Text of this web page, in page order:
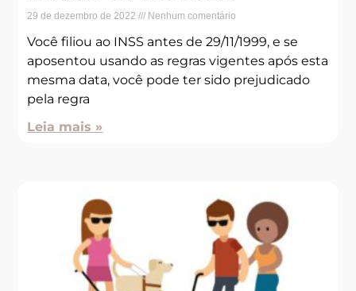
29 de dezembro de 2022 Nenhum comentário
Você filiou ao INSS antes de 29/11/1999, e se
aposentou usando as regras vigentes após esta
mesma data, você pode ter sido prejudicado
pela regra
Leia mais »